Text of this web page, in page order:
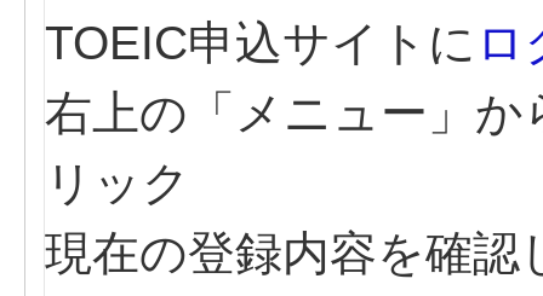
TOEIC申込サイトに ロ
右上の「メニュー」
リック
現在の登録内容を確認